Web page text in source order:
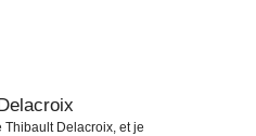
Thibault Delacroix, et je